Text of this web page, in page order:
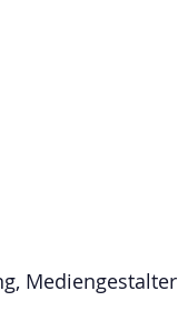
Mediengestalter